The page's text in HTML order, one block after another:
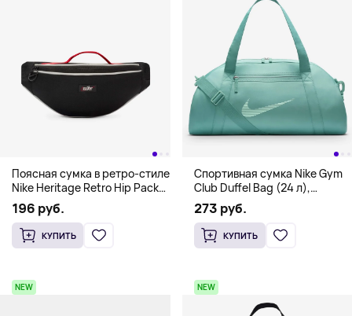
Поясная сумка в ретро-стиле
Nike Heritage Retro Hip Pack
(1 л), черный
196 руб.
КУПИТЬ
Спортивная сумка Nike Gym
Club Duffel Bag (24 л),
мятный
273 руб.
КУПИТЬ
NEW NEW